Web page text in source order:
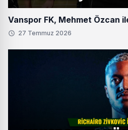
Vanspor FK, Mehmet Özcan
27 Temmuz 2026